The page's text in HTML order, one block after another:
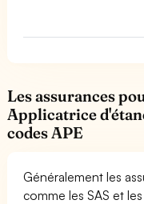
Les assurances
Applicatrice
codes APE
Généralement les
comme les SAS et